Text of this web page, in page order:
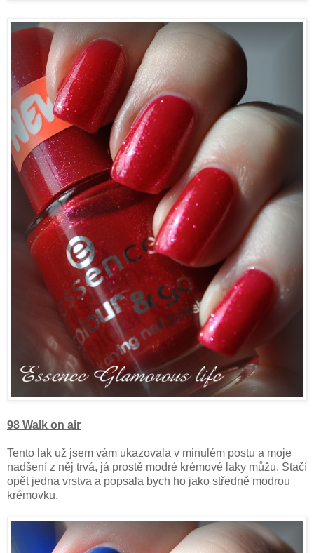
98 Walk on air
Tento lak už jsem vám ukazovala v minulém postu a moje
nadšení z něj trvá, já prostě modré krémové laky můžu. Stačí
opět jedna vrstva a popsala bych ho jako středně modrou
krémovku.